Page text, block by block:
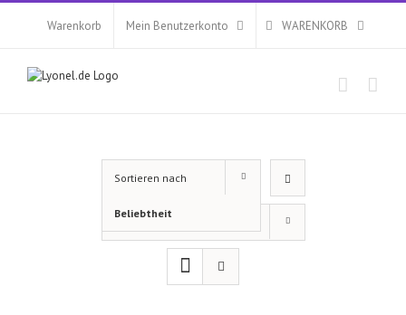
Zum
Warenkorb Mein Benutzerkonto WARENKORB
Sortieren nach
Beliebtheit